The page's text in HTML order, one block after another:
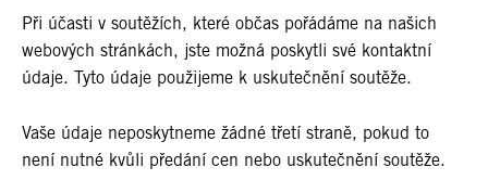
Při účasti v soutěžích, které občas pořádáme na našich
webových stránkách, jste možná poskytli své kontaktní
údaje. Tyto údaje použijeme k uskutečnění soutěže.
Vaše údaje neposkytneme žádné třetí straně, pokud to
není nutné kvůli předání cen nebo uskutečnění soutěže.